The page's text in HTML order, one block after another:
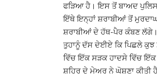
ਫੜਿਆ ਹੈ। ਇਸ ਤੋਂ ਬਾਅਦ
ਇੱਥੇ ਇਨ੍ਹਾਂ ਸ਼ਰਾਬੀਆਂ ਤੋਂ
ਸ਼ਰਾਬੀਆਂ ਦੇ ਹੱਥ-ਪੈਰ ਕੰਬਣ ਲੱਗੇ।
ਤੁਹਾਨੂੰ ਦੱਸ ਦੇਈਏ ਕਿ ਪਿਛਲੇ
ਵਿੱਚ ਇੱਕ ਸੜਕ ਹਾਦਸੇ ਵਿੱਚ
ਸ਼ਹਿਰ ਦੇ ਮੇਅਰ ਨੇ ਘੋਸ਼ਣਾ ਕੀਤੀ